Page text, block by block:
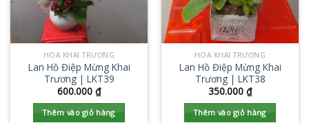
HOA KHAI TRƯƠNG
Lan Hồ Điệp Mừng Khai
Trương | LKT39
600.000 ₫
Thêm vào giỏ hàng
HOA KHAI TRƯƠNG
Lan Hồ Điệp Mừng Khai
Trương | LKT38
350.000 ₫
Thêm vào giỏ hàng